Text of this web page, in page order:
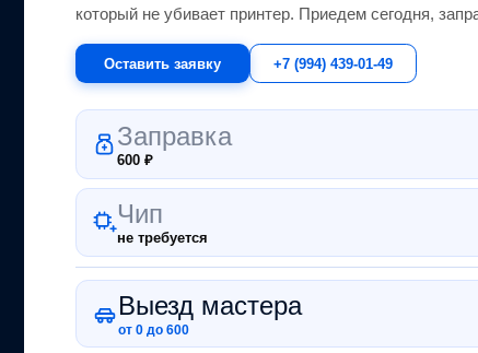
который не убивает принтер. Приедем сегодня,
Оставить заявку +7 (994) 439-01-49
Заправка
600₽
Чип
не требуется
Выезд мастера
от 0 до 600